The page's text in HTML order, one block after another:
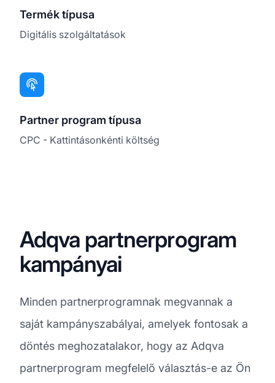
Termék típusa
Digitális szolgáltatások
Partner program típusa
CPC - Kattintásonkénti költség
Adqva partnerprogram
kampányai
Minden partnerprogramnak megvannak a
saját kampányszabályai, amelyek fontosak a
döntés meghozatalakor, hogy az Adqva
partnerprogram megfelelő választás-e az Ön